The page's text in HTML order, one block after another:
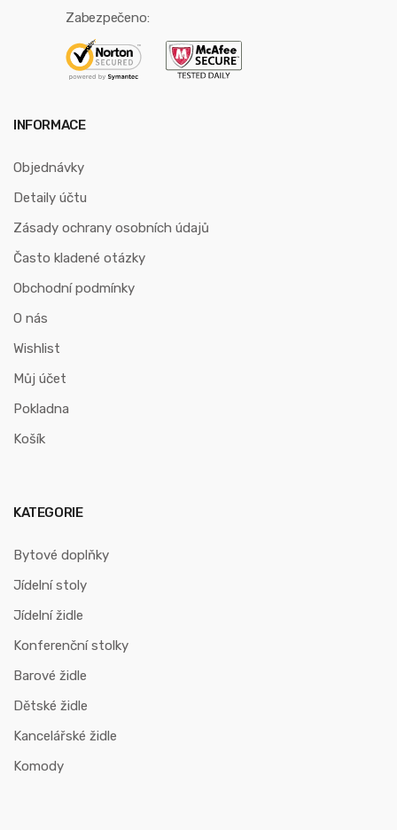
Zabezpečeno:
INFORMACE
Objednávky
Detaily účtu
Zásady ochrany osobních údajů
Často kladené otázky
Obchodní podmínky
O nás
Wishlist
Můj účet
Pokladna
Košík
KATEGORIE
Bytové doplňky
Jídelní stoly
Jídelní židle
Konferenční stolky
Barové židle
Dětské židle
Kancelářské židle
Komody